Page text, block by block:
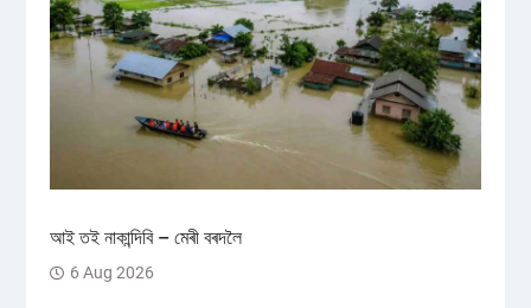
আই তই নাকান্দিবি – মেৰী বৰদলৈ
6 Aug 2026